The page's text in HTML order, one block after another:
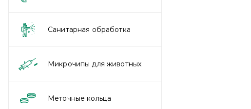
Санитарная обработка
Микрочипы для животных
Меточные кольца